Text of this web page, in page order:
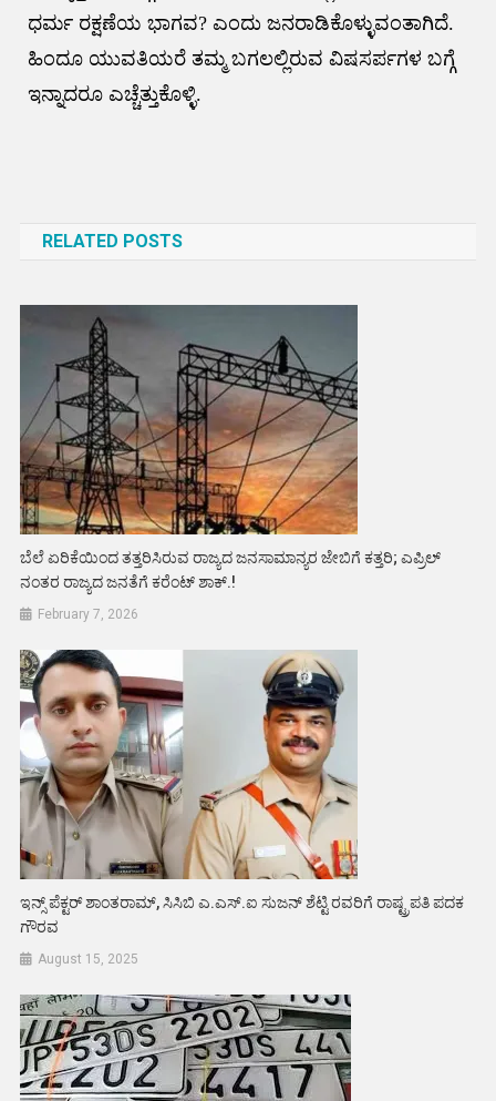
ಧರ್ಮ ರಕ್ಷಣೆಯ ಭಾಗವ? ಎಂದು ಜನರಾಡಿಕೊಳ್ಳುವಂತಾಗಿದೆ.
ಹಿಂದೂ ಯುವತಿಯರೆ ತಮ್ಮ ಬಗಲಲ್ಲಿರುವ ವಿಷಸರ್ಪಗಳ ಬಗ್ಗೆ
ಇನ್ನಾದರೂ ಎಚ್ಚೆತ್ತುಕೊಳ್ಳಿ.
RELATED POSTS
ಬೆಲೆ ಏರಿಕೆಯಿಂದ ತತ್ತರಿಸಿರುವ ರಾಜ್ಯದ ಜನಸಾಮಾನ್ಯರ ಜೇಬಿಗೆ ಕತ್ತರಿ; ಎಪ್ರಿಲ್
ನಂತರ ರಾಜ್ಯದ ಜನತೆಗೆ ಕರೆಂಟ್ ಶಾಕ್.!
February 7, 2026
ಇನ್ಸ್ ಪೆಕ್ಟರ್ ಶಾಂತರಾಮ್, ಸಿಸಿಬಿ ಎ.ಎಸ್.ಐ ಸುಜನ್ ಶೆಟ್ಟಿ ರವರಿಗೆ ರಾಷ್ಟ್ರಪತಿ ಪದಕ
ಗೌರವ
August 15, 2025